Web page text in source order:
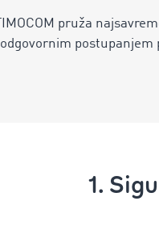
TIMOCOM pruža
odgovornim postupanjem
1.